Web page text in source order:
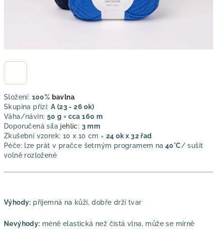
Složení: 100% bavlna
Skupina přízí: A (23 - 26 ok)
Váha/návin: 50 g = cca 160 m
Doporučená síla jehlic: 3 mm
Zkušební vzorek: 10 x 10 cm = 24 ok x 32 řad
Péče: lze prát v pračce šetrným programem na 40°C/ sušit
volně rozložené
Výhody: příjemná na kůži, dobře drží tvar
Nevýhody: méně elastická než čistá vlna, může se mírně